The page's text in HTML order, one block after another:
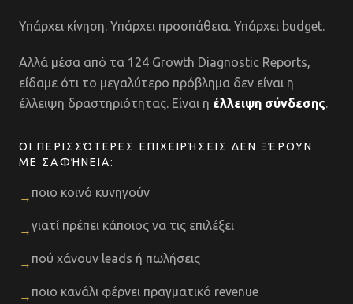
Υπάρχει κίνηση. Υπάρχει προσπάθεια. Υπάρχει budget.
Αλλά μέσα από τα 124 Growth Diagnostic Reports,
είδαμε ότι το μεγαλύτερο πρόβλημα δεν είναι η
έλλειψη δραστηριότητας. Είναι η έλλειψη σύνδεσης.
ΟΙ ΠΕΡΙΣΣΌΤΕΡΕΣ ΕΠΙΧΕΙΡΉΣΕΙΣ ΔΕΝ ΞΈΡΟΥΝ
ΜΕ ΣΑΦΉΝΕΙΑ:
→ ποιο κοινό κυνηγούν
→γιατί πρέπει κάποιος να τις επιλέξει
→ πού χάνουν leads ή πωλήσεις
→ ποιο κανάλι φέρνει πραγματικό revenue